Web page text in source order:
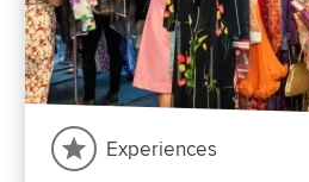
Experiences